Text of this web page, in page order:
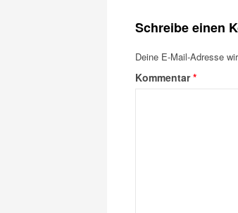
Schreibe einen
Deine E-Mail-Adresse
Kommentar*